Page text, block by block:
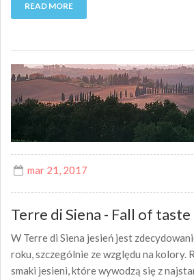
READ MORE
mar 21, 2017
Terre di Siena - Fall of taste
W Terre di Siena jesień jest
roku, szczególnie ze względu na kolory.
smaki jesieni, które wywodzą się z